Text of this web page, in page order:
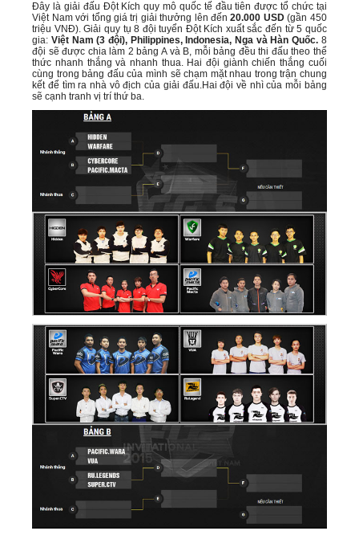
Đây là giải đấu Đột Kích quy mô quốc tế đầu tiên được tổ chức tại
Việt Nam với tổng giá trị giải thưởng lên đến 20.000 USD (gần 450
triệu VNĐ). Giải quy tụ 8 đội tuyển Đột Kích xuất sắc đến từ 5 quốc
gia: Việt Nam (3 đội), Philippines, Indonesia, Nga và Hàn Quốc. 8
đội sẽ được chia làm 2 bảng A và B, mỗi bảng đều thi đấu theo thể
thức nhanh thắng và nhanh thua. Hai đội giành chiến thắng cuối
cùng trong bảng đấu của mình sẽ chạm mặt nhau trong trận chung
kết để tìm ra nhà vô địch của giải đấu.Hai đội về nhì của mỗi bảng
sẽ cạnh tranh vị trí thứ ba.